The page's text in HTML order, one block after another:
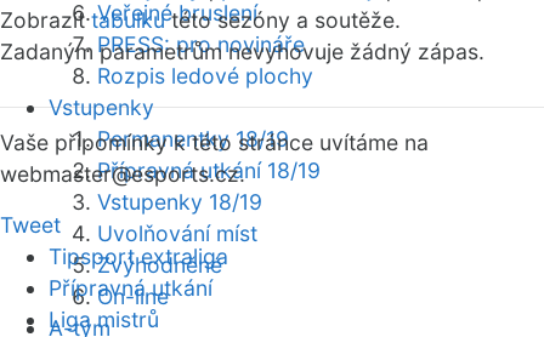
Veřejné bruslení
PRESS: pro novináře
Rozpis ledové plochy
Vstupenky
Permanentky 18/19
Přípravná utkání 18/19
Vstupenky 18/19
Uvolňování míst
Zvýhodněné
On-line
A-tým
Zobrazittabulkutéto sezóny a soutěže.
Zadaným parametrům nevyhovuje žádný zápas.
Vaše připomínky k této stránce uvítáme na
webmaster@esports.cz.
Tweet
Tipsport extraliga
Přípravná utkání
Liga mistrů